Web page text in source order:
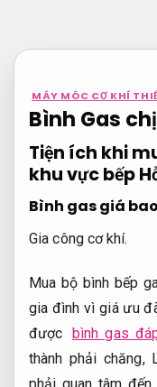
nội
MÁY MÓC CƠ KHÍ
Bình Gas
Tiện ích khi
khu vực bếp
Bình gas giá
Gia công cơ khí.
Mua bộ bình bếp
gia đình vì giá ưu
được
bình gas
thành phải chăng,